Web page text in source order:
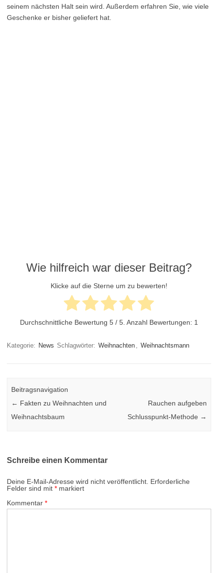
seinem nächsten Halt sein wird. Außerdem erfahren Sie, wie viele
Geschenke er bisher geliefert hat.
Wie hilfreich war dieser Beitrag?
Klicke auf die Sterne um zu bewerten!
Durchschnittliche Bewertung 5 / 5. Anzahl Bewertungen: 1
Kategorie: News Schlagwörter: Weihnachten , Weihnachtsmann
Beitragsnavigation
← Fakten zu Weihnachten und
Weihnachtsbaum
Rauchen aufgeben
Schlusspunkt-Methode →
Schreibe einen Kommentar
Deine E-Mail-Adresse wird nicht veröffentlicht. Erforderliche
Felder sind mit * markiert
Kommentar *